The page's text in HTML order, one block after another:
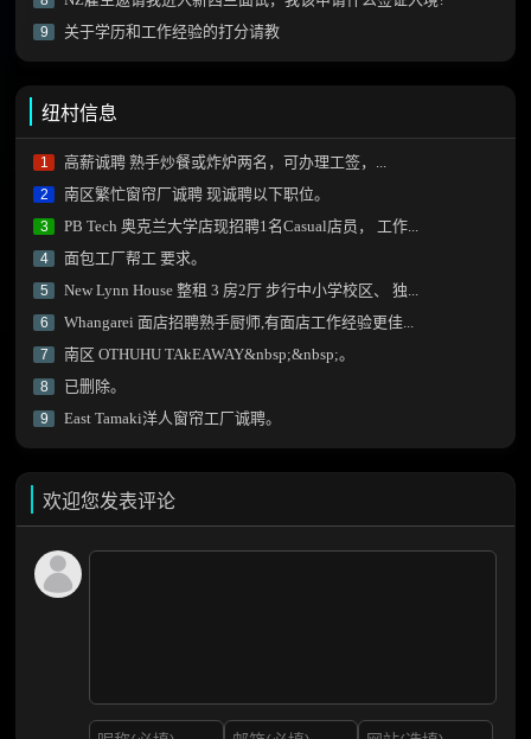
9 关于学历和工作经验的打分请教
纽村信息
1 高薪诚聘 熟手炒餐或炸炉两名，可办理工签，...
2 南区繁忙窗帘厂诚聘 现诚聘以下职位。
3 PB Tech 奥克兰大学店现招聘1名Casual店员， 工作...
4 面包工厂帮工 要求。
5 New Lynn House 整租 3 房2厅 步行中小学校区、 独...
6 Whangarei 面店招聘熟手厨师,有面店工作经验更佳...
7 南区 OTHUHU TAkEAWAY&nbsp;&nbsp;。
8 已删除。
9 East Tamaki洋人窗帘工厂诚聘。
欢迎您发表评论